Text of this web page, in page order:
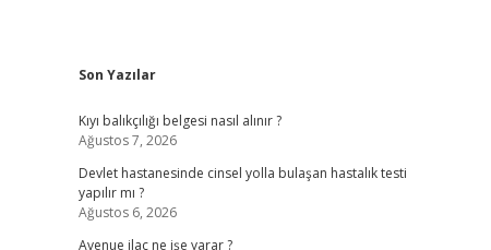
Sidebar
Son Yazılar
Kıyı balıkçılığı belgesi nasıl alınır ?
Ağustos 7, 2026
Devlet hastanesinde cinsel yolla bulaşan hastalık testi
yapılır mı ?
Ağustos 6, 2026
Avenue ilaç ne işe yarar ?